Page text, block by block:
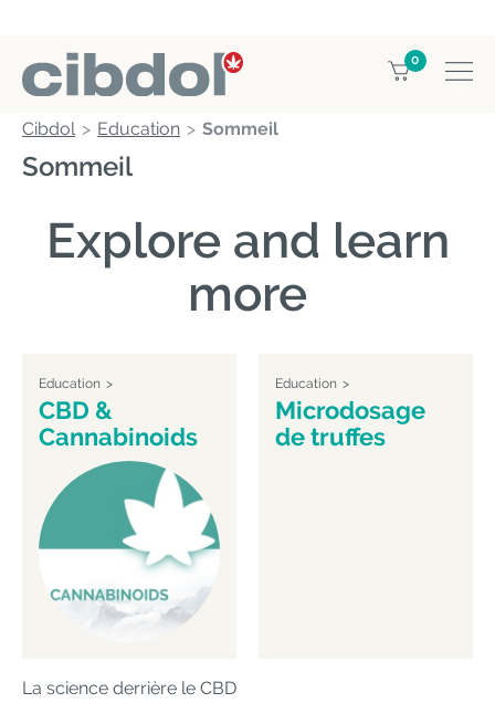
0
Cibdol Education Sommeil
Sommeil
Explore and learn
more
Education
CBD &
Cannabinoids
La science derrière le CBD
Education
Microdosage
de truffes